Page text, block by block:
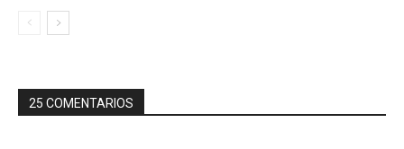
25 COMENTARIOS